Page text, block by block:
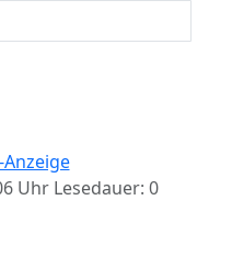
Uhr Lesedauer: 0